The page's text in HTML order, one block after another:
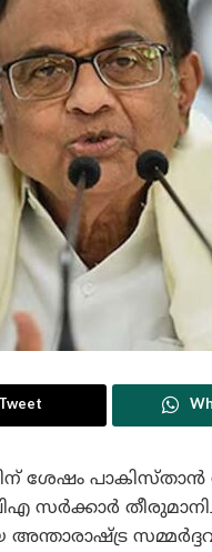
Tweet
ശേഷം പാകിസ്താൻ
സർക്കാർ
അന്താരാഷ്ട്ര